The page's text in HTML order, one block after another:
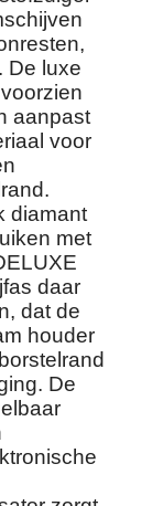
De luxe
aanpast
voor
diamant
met
daar
dat de
houder
De